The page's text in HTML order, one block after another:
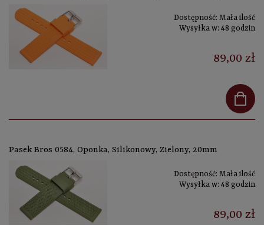
Dostępność: Mała ilość
Wysyłka w: 48 godzin
89,00 zł
Pasek Bros 0584, Oponka, Silikonowy, Zielony, 20mm
Dostępność: Mała ilość
Wysyłka w: 48 godzin
89,00 zł